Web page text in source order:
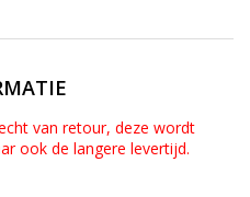
van retour, deze wordt
ook de langere levertijd.